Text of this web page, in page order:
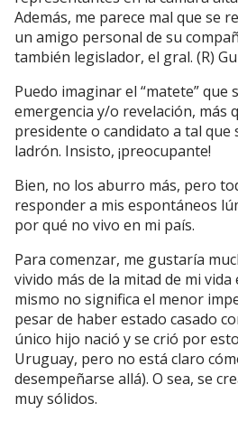
Además, me parece mal que se
un amigo personal de su
también legislador, el gral. (R)
Puedo imaginar el “matete” que
emergencia y/o revelación, más
presidente o candidato a tal que
ladrón. Insisto, ¡preocupante!
Bien, no los aburro más, pero
responder a mis espontáneos
por qué no vivo en mi país.
Para comenzar, me gustaría
vivido más de la mitad de mi
mismo no significa el menor
pesar de haber estado casado
único hijo nació y se crió por
Uruguay, pero no está claro
desempeñarse allá). O sea, se
muy sólidos.